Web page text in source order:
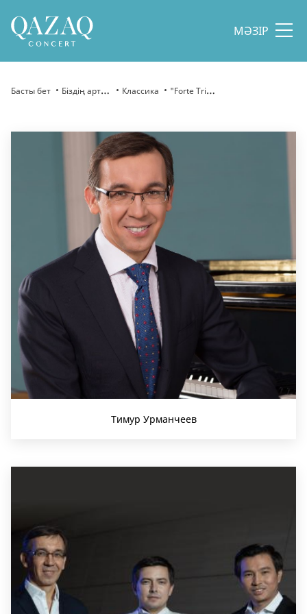
МӘЗІР
Басты бет Біздің артистер Классика "Forte Trio" мемлекеттік триосы
Тимур Урманчеев